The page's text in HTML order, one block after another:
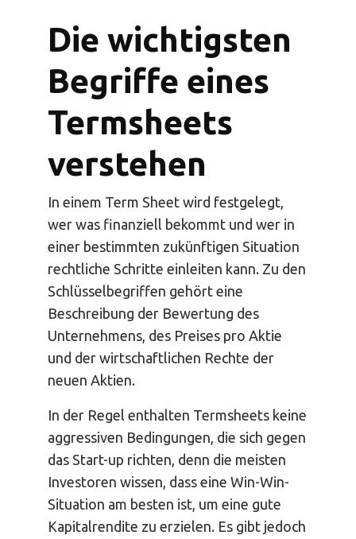
Die wichtigsten
Begriffe eines
Termsheets
verstehen
In einem Term Sheet wird festgelegt,
wer was finanziell bekommt und wer in
einer bestimmten zukünftigen Situation
rechtliche Schritte einleiten kann. Zu den
Schlüsselbegriffen gehört eine
Beschreibung der Bewertung des
Unternehmens, des Preises pro Aktie
und der wirtschaftlichen Rechte der
neuen Aktien.
In der Regel enthalten Termsheets keine
aggressiven Bedingungen, die sich gegen
das Start-up richten, denn die meisten
Investoren wissen, dass eine Win-Win-
Situation am besten ist, um eine gute
Kapitalrendite zu erzielen. Es gibt jedoch